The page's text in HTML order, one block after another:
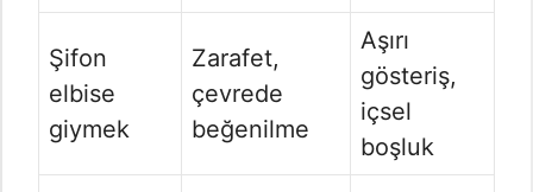
Şifon
elbise
giymek
Zarafet,
çevrede
beğenilme
Aşırı
gösteriş,
içsel
boşluk